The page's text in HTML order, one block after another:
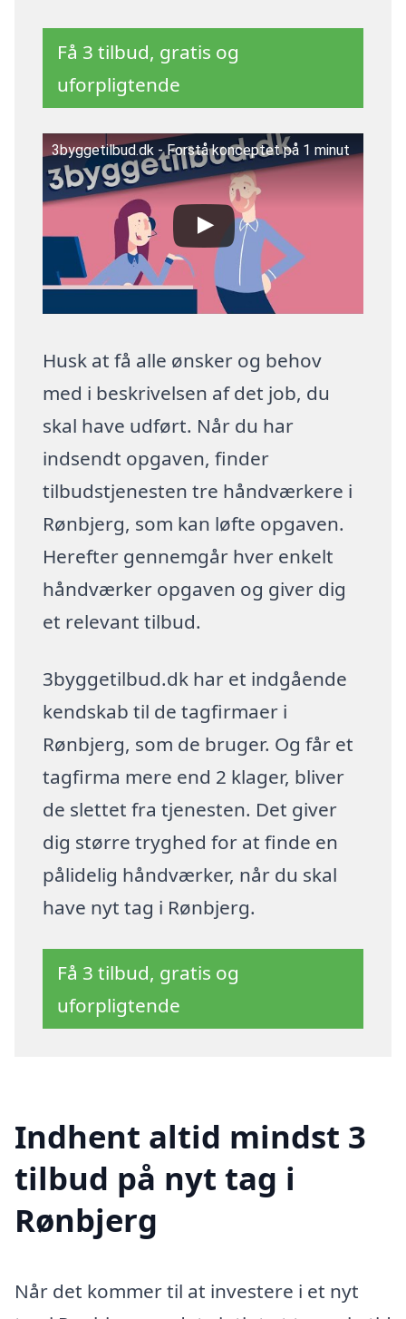
Få 3 tilbud, gratis og
uforpligtende
3byggetilbud.dk - Forstå konceptet på 1 minut
Husk at få alle ønsker og behov
med i beskrivelsen af det job, du
skal have udført. Når du har
indsendt opgaven, finder
tilbudstjenesten tre håndværkere i
Rønbjerg, som kan løfte opgaven.
Herefter gennemgår hver enkelt
håndværker opgaven og giver dig
et relevant tilbud.
3byggetilbud.dk har et indgående
kendskab til de tagfirmaer i
Rønbjerg, som de bruger. Og får et
tagfirma mere end 2 klager, bliver
de slettet fra tjenesten. Det giver
dig større tryghed for at finde en
pålidelig håndværker, når du skal
have nyt tag i Rønbjerg.
Få 3 tilbud, gratis og
uforpligtende
Indhent altid mindst 3
tilbud på nyt tag i
Rønbjerg
Når det kommer til at investere i et nyt